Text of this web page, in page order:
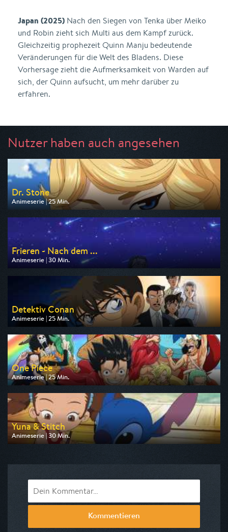
Japan (2025) Nach den Siegen von Tenka über Meiko
und Robin zieht sich Multi aus dem Kampf zurück.
Gleichzeitig prophezeit Quinn Manju bedeutende
Veränderungen für die Welt des Bladens. Diese
Vorhersage zieht die Aufmerksamkeit von Warden auf
sich, der Quinn aufsucht, um mehr darüber zu
erfahren.
Nutzer haben auch angesehen
Dr. Stone
Animeserie | 25 Min.
Ausgestrahlt von Pro 7 Maxx
am 07.08.2026, 16:40
Frieren - Nach dem ...
Animeserie | 30 Min.
Ausgestrahlt von Pro 7 Maxx
am 08.08.2026, 00:20
Detektiv Conan
Animeserie | 25 Min.
Ausgestrahlt von Pro 7 Maxx
am 06.08.2026, 18:55
One Piece
Animeserie | 25 Min.
Ausgestrahlt von Pro 7 Maxx
am 07.08.2026, 18:00
Yuna & Stitch
Animeserie | 30 Min.
Ausgestrahlt von Disney Channel
Kommentieren